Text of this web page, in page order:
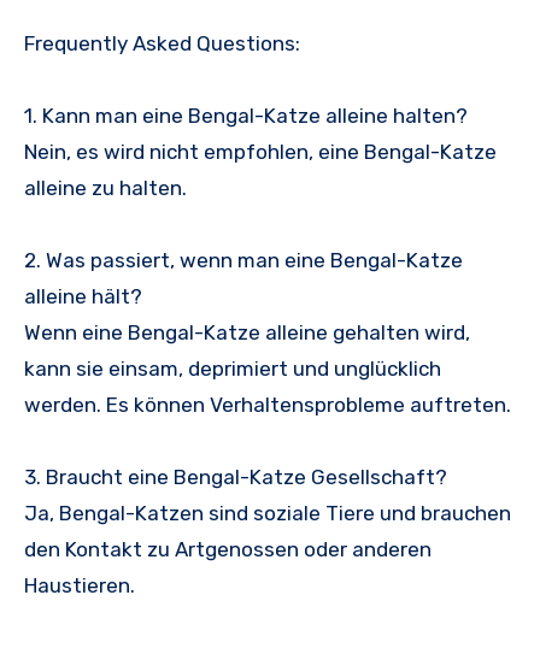
Frequently Asked Questions:
1. Kann man eine Bengal-Katze alleine halten?
Nein, es wird nicht empfohlen, eine Bengal-Katze
alleine zu halten.
2. Was passiert, wenn man eine Bengal-Katze
alleine hält?
Wenn eine Bengal-Katze alleine gehalten wird,
kann sie einsam, deprimiert und unglücklich
werden. Es können Verhaltensprobleme auftreten.
3. Braucht eine Bengal-Katze Gesellschaft?
Ja, Bengal-Katzen sind soziale Tiere und brauchen
den Kontakt zu Artgenossen oder anderen
Haustieren.